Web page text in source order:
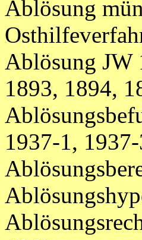
Ablösung
Ablösung JW
1893, 1894,
1937-1,